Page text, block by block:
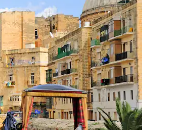
して検索結果を確認することができます。